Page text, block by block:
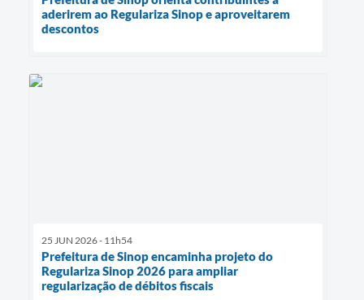
aderirem ao Regulariza Sinop e aproveitarem
descontos
25 JUN 2026 - 11h54
Prefeitura de Sinop encaminha projeto do
Regulariza Sinop 2026 para ampliar
regularização de débitos fiscais